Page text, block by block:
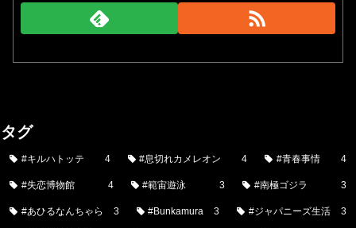
タグ
#キルハトッテ 4 #息切れカメレオン 4 #青春事情 4
#失恋博物館 4 #範宙遊泳 3 #南極ゴジラ 3
#あひるなんちゃら 3 #Bunkamura 3 #ジャパニーズ生活 3